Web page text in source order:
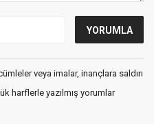
veya imalar, inançlara saldırı
harflerle yazılmış yorumlar